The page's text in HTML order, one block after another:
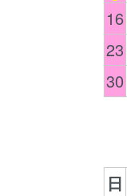
16
23
30
日